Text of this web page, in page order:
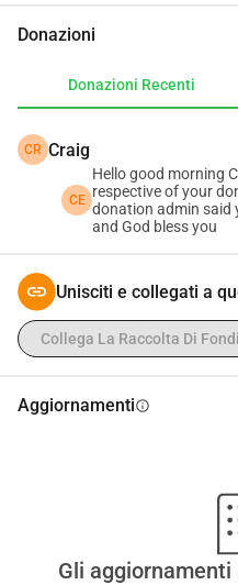
month: rent, groceries, and
Donazioni
Donazioni Recenti
CR Craig
CE
Hello good morning
respective of your
donation admin said
and God bless you
Unisciti e collegati a
Collega La Raccolta Di Fondi
Aggiornamentiinfo
Gli